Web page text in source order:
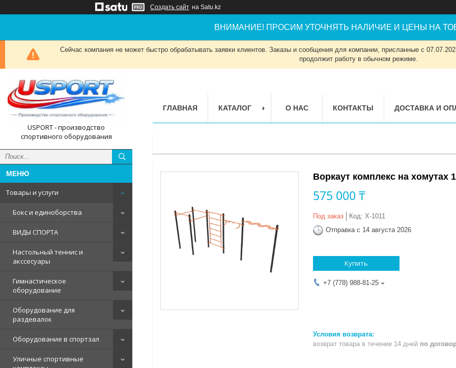
Создать сайт на Satu.kz
ВНИМАНИЕ! ПРОСИМ УТОЧНЯТЬ НАЛИЧИЕ И ЦЕНЫ НА
Сейчас компания не может быстро обрабатывать заявки клиентов. Заказы и сообщения для компании, присланные с
продолжит работу в обычном режиме.
USPORT - производство
спортивного оборудования
Товары и услуги
Бокс и единоборства
ВИДЫ СПОРТА
Настольный теннис и
акссесуары
Гимнастическое
оборудование
Оборудование для
раздевалок
Оборудование в спортзал
Уличные спортивные
ГЛАВНАЯ КАТАЛОГ О НАС КОНТАКТЫ ДОСТАВКА И
Воркаут комплекс на хомутах
575 000 ₸
Под заказ Код: Х-1011
Отправка с 14 августа 2026
Купить
+7 (778) 988-81-25
возврат товара в течение 14 дней по